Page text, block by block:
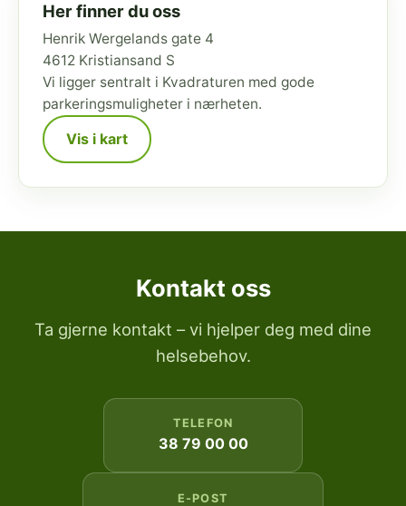
Her finner du oss
Henrik Wergelands gate 4
4612 Kristiansand S
Vi ligger sentralt i Kvadraturen med gode
parkeringsmuligheter i nærheten.
Vis i kart
Kontakt oss
Ta gjerne kontakt – vi hjelper deg med dine
helsebehov.
TELEFON
38 79 00 00
E-POST